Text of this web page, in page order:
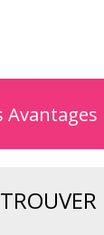
Avantages
TROUVER